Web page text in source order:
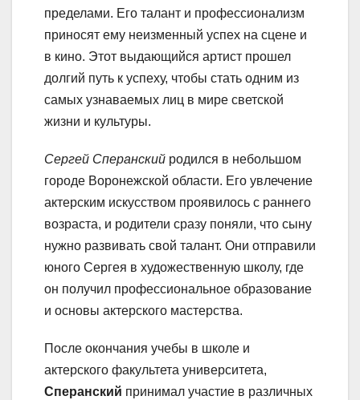
пределами. Его талант и профессионализм
приносят ему неизменный успех на сцене и
в кино. Этот выдающийся артист прошел
долгий путь к успеху, чтобы стать одним из
самых узнаваемых лиц в мире светской
жизни и культуры.
Сергей Сперанский родился в небольшом
городе Воронежской области. Его увлечение
актерским искусством проявилось с раннего
возраста, и родители сразу поняли, что сыну
нужно развивать свой талант. Они отправили
юного Сергея в художественную школу, где
он получил профессиональное образование
и основы актерского мастерства.
После окончания учебы в школе и
актерского факультета университета,
Сперанский принимал участие в различных